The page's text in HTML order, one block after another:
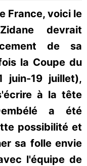
France, voici le
devrait
de sa
la Coupe du
juin-19 juillet),
à la tête
a été
possibilité et
sa folle envie
l'équipe de